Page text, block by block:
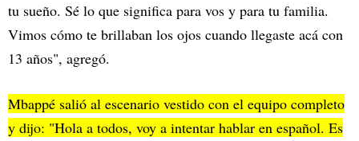
tu sueño. Sé lo que significa para vos y para tu familia.
Vimos cómo te brillaban los ojos cuando llegaste acá con
13 años", agregó.
Mbappé salió al escenario vestido con el equipo completo
y dijo: "Hola a todos, voy a intentar hablar en español. Es